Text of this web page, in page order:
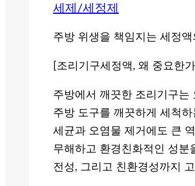
세제/세정제
주방 위생을 책임지는 세정
[조리기구세정액, 왜 중요한가
주방에서 깨끗한 조리기구는
주방 도구를 깨끗하게 세척
세균과 오염물 제거에도 큰
무해하고 환경친화적인 성분
전성, 그리고 친환경성까지